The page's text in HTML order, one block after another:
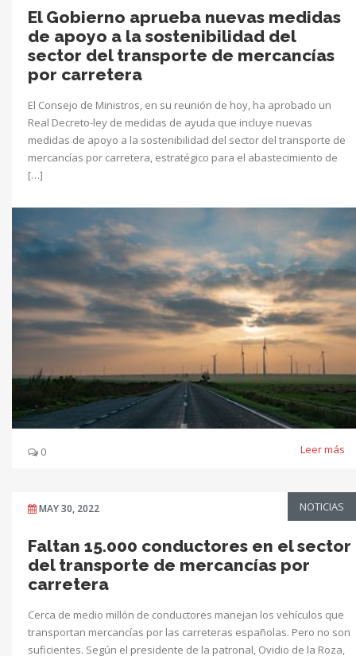
El Gobierno aprueba nuevas medidas
de apoyo a la sostenibilidad del
sector del transporte de mercancías
por carretera
El Consejo de Ministros, en su reunión de hoy, ha aprobado un
Real Decreto-ley de medidas de ayuda que incluye nuevas
medidas de apoyo a la sostenibilidad del sector del transporte de
mercancías por carretera, estratégico para el abastecimiento de
[…]
0 Leer más
MAY 30, 2022 NOTICIAS
Faltan 15.000 conductores en el sector
del transporte de mercancías por
carretera
Cerca de medio millón de conductores manejan los vehículos que
transportan mercancías por las carreteras españolas. Pero no son
suficientes. Según el presidente de la patronal, Ovidio de la Roza,